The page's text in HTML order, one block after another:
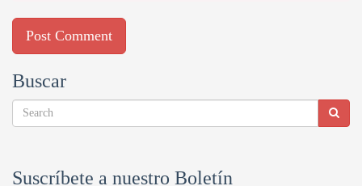
Buscar
Suscríbete a nuestro Boletín